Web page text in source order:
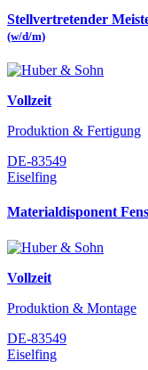
Stellvertretender
(w/d/m)
Vollzeit
Produktion & Fertigung
DE-83549
Eiselfing
Materialdisponent
Vollzeit
Produktion & Montage
DE-83549
Eiselfing